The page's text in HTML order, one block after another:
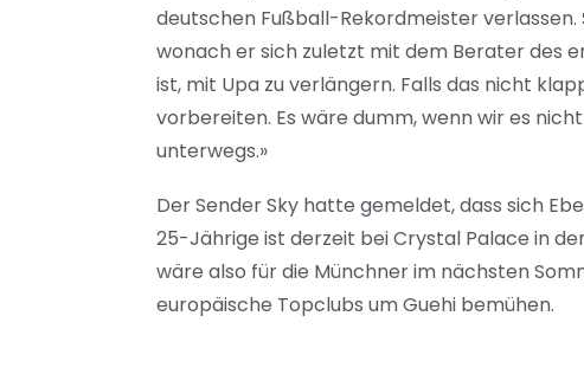
deutschen Fußball-Rekordmeister
wonach er sich zuletzt mit dem Berater des
ist, mit Upa zu verlängern. Falls das nicht
vorbereiten. Es wäre dumm, wenn wir es
unterwegs.»
Der Sender Sky hatte gemeldet, dass sich
25-Jährige ist derzeit bei Crystal Palace in
wäre also für die Münchner im nächsten
europäische Topclubs um Guehi bemühen.